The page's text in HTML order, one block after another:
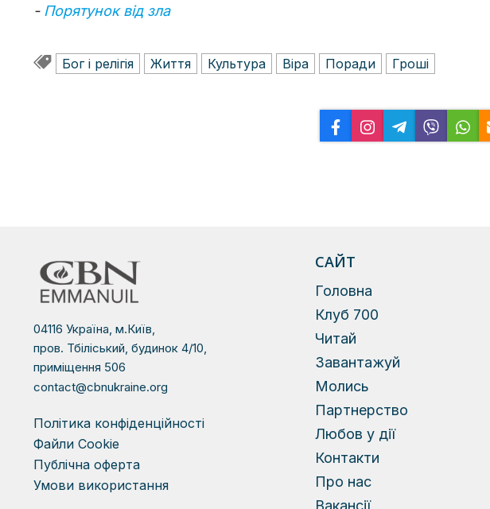
- Порятунок від зла
Бог і релігія Життя Культура Віра Поради Гроші
04116 Україна, м.Київ,
пров. Тбіліський, будинок 4/10,
приміщення 506
contact@cbnukraine.org
Політика конфіденційності
Файли Сookie
Публічна оферта
Умови використання
САЙТ
Головна
Клуб 700
Читай
Завантажуй
Молись
Партнерство
Любов у дії
Контакти
Про нас